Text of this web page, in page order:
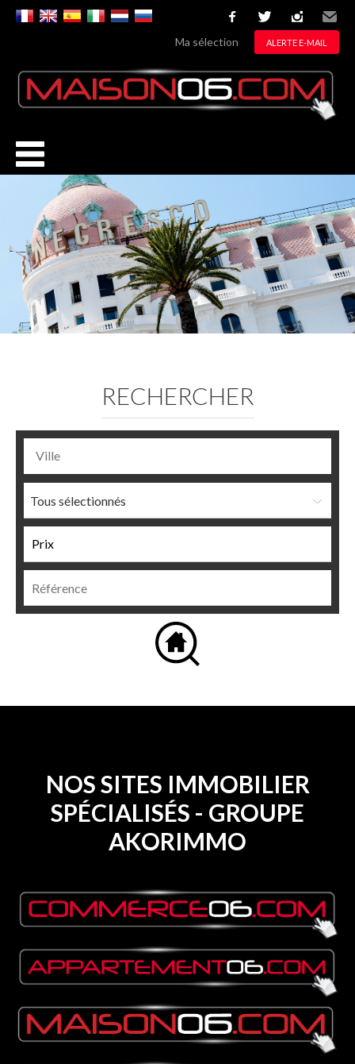
facebooktwitterinstagram
Email
Ma sélection ALERTE E-MAIL
RECHERCHER
Tous sélectionnés
NOS SITES IMMOBILIER
SPÉCIALISÉS - GROUPE
AKORIMMO